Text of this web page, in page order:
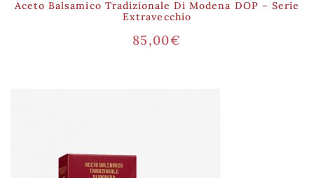
Aceto Balsamico Tradizionale Di Modena DOP – Serie
Extravecchio
85,00€